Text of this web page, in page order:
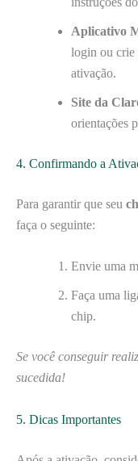
Aplicativo
login ou crie
ativação.
Site da
orientações
4. Confirmando a
Para garantir que seu
faça o seguinte:
Envie uma
Faça uma
chip.
Se você conseguir
sucedida!
5. Dicas Importantes